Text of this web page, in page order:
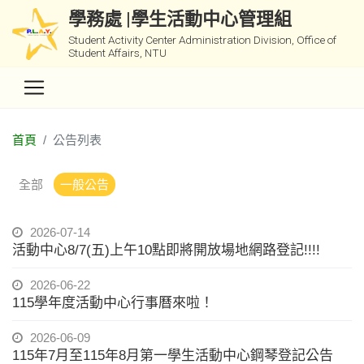
學務處 |學生活動中心管理組
Student Activity Center Administration Division, Office of
Student Affairs, NTU
首頁 公告列表
全部 一般公告
2026-07-14
活動中心8/7(五)上午10點即將開放場地網路登記!!!!
2026-06-22
115學年度活動中心行事曆來啦！
2026-06-09
115年7月至115年8月第一學生活動中心鋼琴登記公告